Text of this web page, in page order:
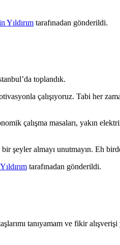
Yıldırım tarafınadan gönderildi.
toplandık.
çalışıyoruz. Tabi her
çalışma masaları, yakın
almayı unutmayın. Eh
tarafınadan gönderildi.
tanıyamam ve fikir